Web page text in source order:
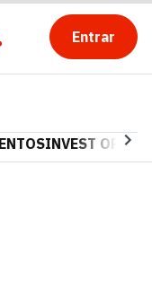
Entrar
INVEST OPINA